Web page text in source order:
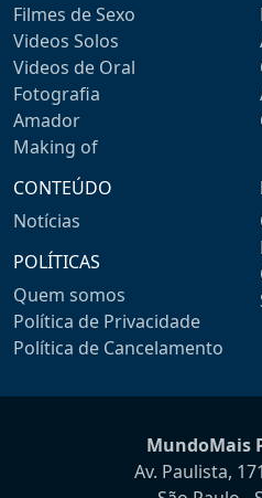
Filmes de Sexo
Videos Solos
Videos de Oral
Fotografia
Amador
Making of
CONTEÚDO
Notícias
POLÍTICAS
Quem somos
Política de Privacidade
Política de Cancelamento
MundoMais
Av. Paulista,